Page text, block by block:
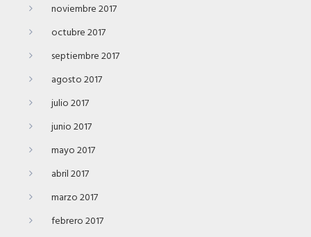
noviembre 2017
octubre 2017
septiembre 2017
agosto 2017
julio 2017
junio 2017
mayo 2017
abril 2017
marzo 2017
febrero 2017